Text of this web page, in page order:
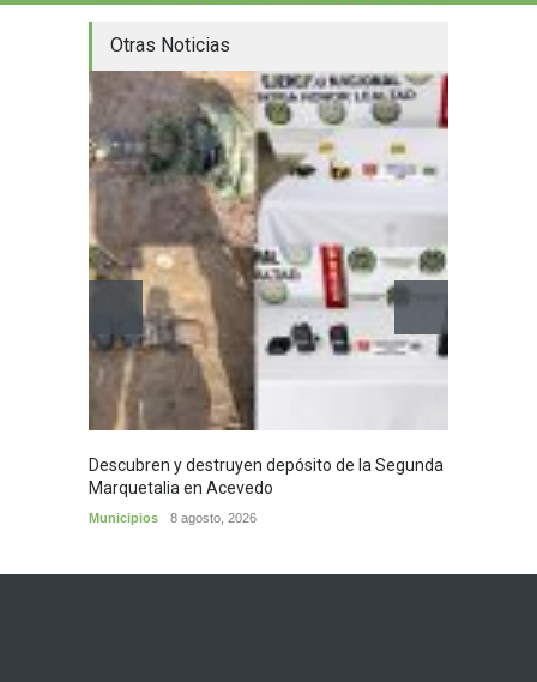
Otras Noticias
Descubren y destruyen depósito de la Segunda
Marquetalia en Acevedo
Municipios 8 agosto, 2026